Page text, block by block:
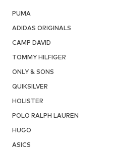
PUMA
ADIDAS ORIGINALS
CAMP DAVID
TOMMY HILFIGER
ONLY & SONS
QUIKSILVER
HOLISTER
POLO RALPH LAUREN
HUGO
ASICS